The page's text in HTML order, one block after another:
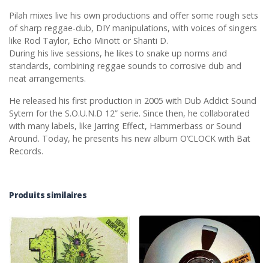
Pilah mixes live his own productions and offer some rough sets
of sharp reggae-dub, DIY manipulations, with voices of singers
like Rod Taylor, Echo Minott or Shanti D.
During his live sessions, he likes to snake up norms and
standards, combining reggae sounds to corrosive dub and
neat arrangements.
He released his first production in 2005 with Dub Addict Sound
Sytem for the S.O.U.N.D 12” serie. Since then, he collaborated
with many labels, like Jarring Effect, Hammerbass or Sound
Around. Today, he presents his new album O’CLOCK with Bat
Records.
Produits similaires